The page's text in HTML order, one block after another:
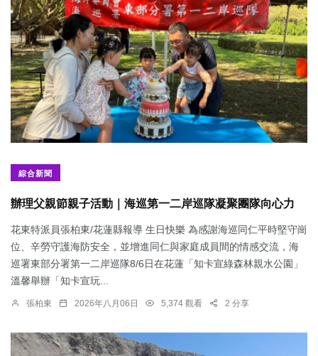
綜合新聞
辦理父親節親子活動｜海巡第一二岸巡隊凝聚團隊向心力
花東特派員張柏東/花蓮縣報導 生日快樂 為感謝海巡同仁平時堅守崗
位、辛勞守護海防安全，並增進同仁與家庭成員間的情感交流，海
巡署東部分署第一二岸巡隊8/6日在花蓮「知卡宣綠森林親水公園」
溫馨舉辦「知卡宣玩...
張柏東 2026年八月06日 5,374 觀看 2 分享